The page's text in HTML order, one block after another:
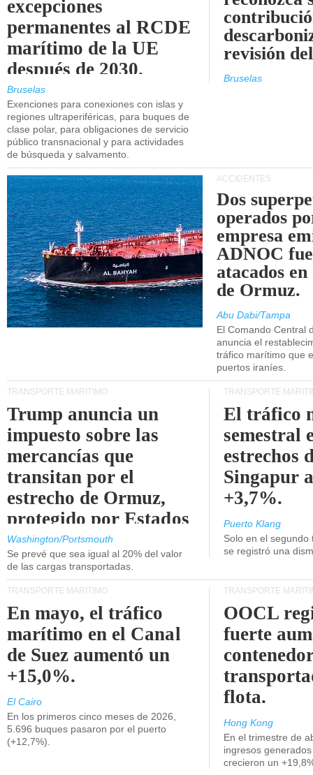
excepciones
permanentes al RCDE
marítimo de la UE
después de 2030.
Bruselas
Exenciones para conexiones con islas y
regiones ultraperiféricas, para buques de
clase polar, para obligaciones de servicio
público transnacional y para actividades
de búsqueda y salvamento.
revisión
Bruselas
ACCIDENTES
Dos
operados
empresa
ADNOC
atacados
de Ormuz.
Abu Dabi/Tampa
El Comando Central
anuncia el
tráfico marítimo que
puertos iraníes.
TRANSPORTE MARÍTIMO
Trump anuncia un
impuesto sobre las
mercancías que
transitan por el
estrecho de Ormuz,
protegido por Estados
Unidos.
Washington/Portsmouth
Se prevé que sea igual al 20% del valor
de las cargas transportadas.
TRANSPORTE
El tráfico
semestral
estrechos
Singapur
+3,7%.
Puerto Klang
Solo en el
se registró una
TRANSPORTE MARÍTIMO
En mayo, el tráfico
marítimo en el Canal
de Suez aumentó un
+15,0%.
El Cairo
En los primeros cinco meses de 2026,
5.696 buques pasaron por el puerto
(+12,7%).
TRANSPORTE
OOCL
fuerte
flota.
Hong Kong
En el trimestre de
ingresos
crecieron un